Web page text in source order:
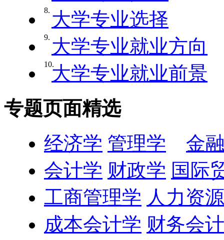
8. 大学专业选择
9. 大学专业就业方向
10.大学专业就业前景
专题页面精选
经济学 管理学
金
会计学 财政学 国际
工商管理学 人力资
成本会计学 财务会计